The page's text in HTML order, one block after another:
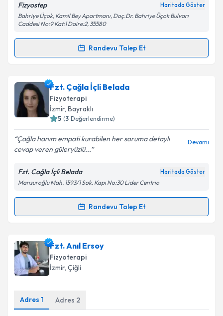
Aydınlatma
Metni'ni okudum ve kişisel verilerimin belirtilen
kapsamda işlenmesini kabul ediyorum.
Takvim Talebini Gönder
Fizyostep Haritada Göster
Bahriye Üçok, Kamil Bey Apartmanı, Doç.Dr. Bahriye Üçok Bulvarı
Caddesi No:9 Kat:1 Daire:2, 35580
Randevu Talep Et
Randevu Takvimi Talebi
Fzt. Gökşen Aydemiriçin randevu takvimi talebi
oluşturun. Size bu uzmandan randevu almanız için bir
takvim hazırlandığında e-posta ile bilgilendireceğiz.
Kişisel verilerimin işlenmesine ilişkin
Aydınlatma
Metni 'ni okudum ve kişisel verilerimin belirtilen
kapsamda işlenmesini kabul ediyorum.
Fzt. Çağla İçli Belada
Fizyoterapi
İzmir, Bayraklı
5 (3 Değerlendirme)
Çağla hanım empati kurabilen her soruma detaylı
cevap veren güleryüzlü...
Devamı
Fzt. Cağla İçli Belada Haritada Göster
Mansuroğlu Mah. 1593/1 Sok. Kapı No:30 Lider Centrio
Randevu Talep Et
Randevu Takvimi Talebi
Fzt. Çağla İçli Belada
oluşturun. Size bu uzmandan randevu almanız için bir
takvim hazırlandığında e-posta ile bilgilendireceğiz.
Fzt. Anıl Ersoy
Fizyoterapi
İzmir, Çiğli
Adres 1 Adres 2